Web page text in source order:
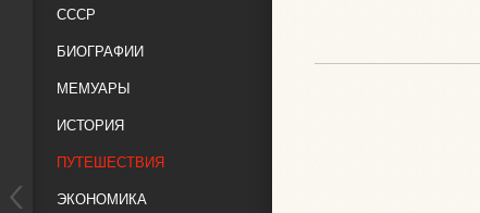
СССР
БИОГРАФИИ
МЕМУАРЫ
ИСТОРИЯ
ПУТЕШЕСТВИЯ
ЭКОНОМИКА